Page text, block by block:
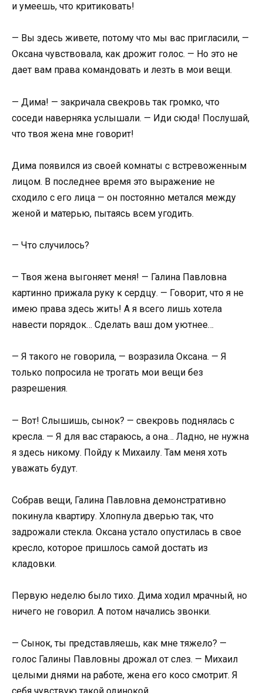
и умеешь, что критиковать!
— Вы здесь живете, потому что мы вас пригласили, —
Оксана чувствовала, как дрожит голос. — Но это не
дает вам права командовать и лезть в мои вещи.
— Дима! — закричала свекровь так громко, что
соседи наверняка услышали. — Иди сюда! Послушай,
что твоя жена мне говорит!
Дима появился из своей комнаты с встревоженным
лицом. В последнее время это выражение не
сходило с его лица — он постоянно метался между
женой и матерью, пытаясь всем угодить.
— Что случилось?
— Твоя жена выгоняет меня! — Галина Павловна
картинно прижала руку к сердцу. — Говорит, что я не
имею права здесь жить! А я всего лишь хотела
навести порядок… Сделать ваш дом уютнее…
— Я такого не говорила, — возразила Оксана. — Я
только попросила не трогать мои вещи без
разрешения.
— Вот! Слышишь, сынок? — свекровь поднялась с
кресла. — Я для вас стараюсь, а она… Ладно, не нужна
я здесь никому. Пойду к Михаилу. Там меня хоть
уважать будут.
Собрав вещи, Галина Павловна демонстративно
покинула квартиру. Хлопнула дверью так, что
задрожали стекла. Оксана устало опустилась в свое
кресло, которое пришлось самой достать из
кладовки.
Первую неделю было тихо. Дима ходил мрачный, но
ничего не говорил. А потом начались звонки.
— Сынок, ты представляешь, как мне тяжело? —
голос Галины Павловны дрожал от слез. — Михаил
целыми днями на работе, жена его косо смотрит. Я